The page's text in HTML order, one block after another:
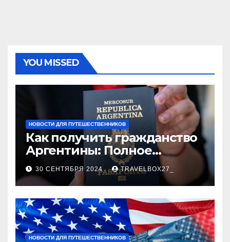
YOU MISSED
НОВОСТИ ДЛЯ ПУТЕШЕСТВЕННИКОВ
Как получить гражданство
Аргентины: Полное
руководство
30 СЕНТЯБРЯ 2024 TRAVELBOX27_
НОВОСТИ ДЛЯ ПУТЕШЕСТВЕННИКОВ